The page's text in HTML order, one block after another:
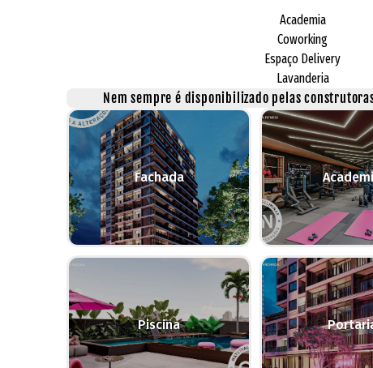
Academia
Coworking
Espaço Delivery
Lavanderia
Nem sempre é disponibilizado pelas
Fachada
Piscina